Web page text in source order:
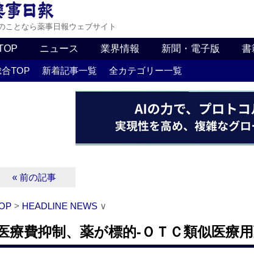
ことなら薬事日報ウェブサイト
ニュース 業界情報 新聞・電子版 書
合TOP 新着記事一覧 全カテゴリー一覧
« 前の記事
> HEADLINE NEWS ∨
療費抑制、薬が標的‐ＯＴＣ類似医療